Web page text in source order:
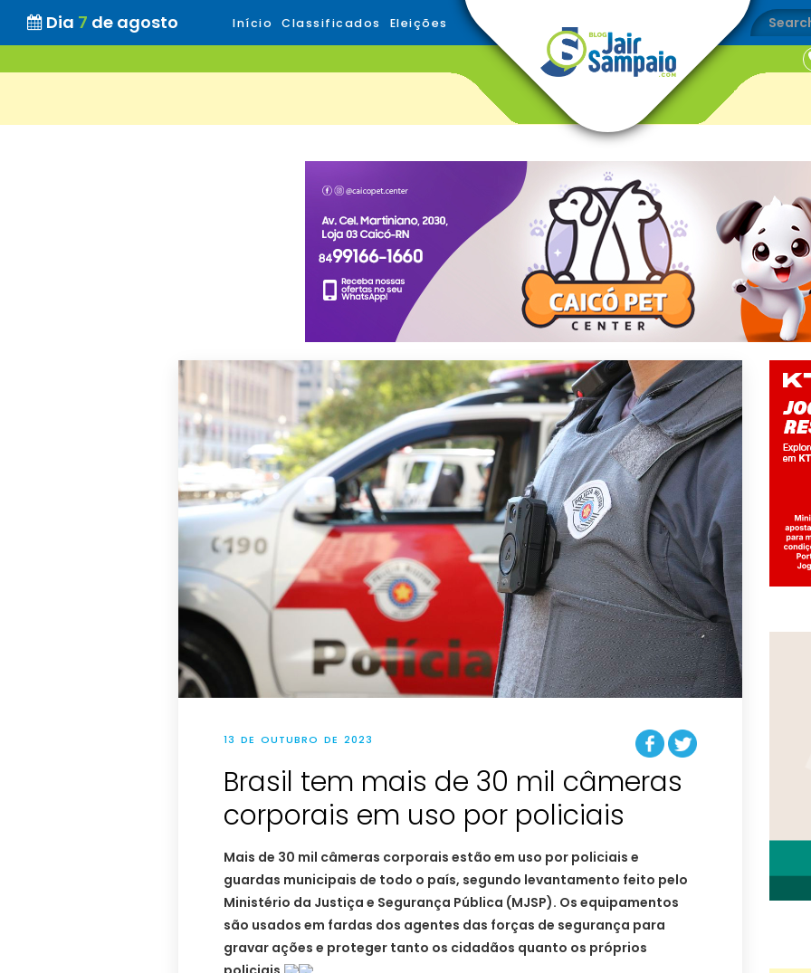
Dia 7 de agosto Início Classificados Eleições
13 DE OUTUBRO DE 2023
Brasil tem mais de 30 mil câmeras
corporais em uso por policiais
Mais de 30 mil câmeras corporais estão em uso por policiais e
guardas municipais de todo o país, segundo levantamento feito pelo
Ministério da Justiça e Segurança Pública (MJSP). Os equipamentos
são usados em fardas dos agentes das forças de segurança para
gravar ações e proteger tanto os cidadãos quanto os próprios